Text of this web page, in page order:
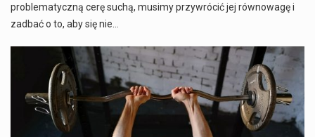
problematyczną cerę suchą, musimy przywrócić jej równowagę i
zadbać o to, aby się nie…